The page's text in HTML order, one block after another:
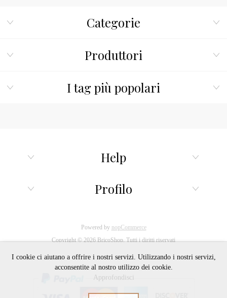
Categorie
Produttori
I tag più popolari
Help
Profilo
Powered by nopCommerce
Copyright © 2026 BricoShop. Tutti i diritti riservati
I cookie ci aiutano a offrire i nostri servizi. Utilizzando i nostri servizi,
acconsentite al nostro utilizzo dei cookie.
Approfondisci